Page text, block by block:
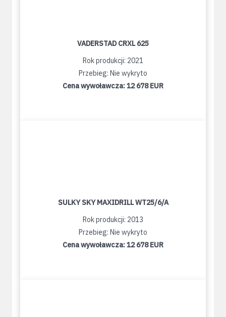
VADERSTAD CRXL 625
Rok produkcji: 2021
Przebieg: Nie wykryto
Cena wywoławcza:12 678 EUR
SULKY SKY MAXIDRILL WT25/6/A
Rok produkcji: 2013
Przebieg: Nie wykryto
Cena wywoławcza:12 678 EUR